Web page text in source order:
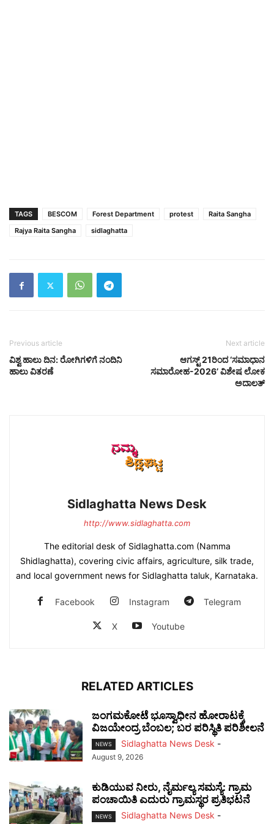
TAGS BESCOM Forest Department protest
Raita Sangha
Rajya Raita Sangha
sidlaghatta
Previous article
ವಿಶ್ವ ಹಾಲು ದಿನ: ರೋಗಿಗಳಿಗೆ ನಂದಿನಿ
ಹಾಲು ವಿತರಣೆ
Next article
ಆಗಸ್ಟ್ 21ರಿಂದ ‘ಸಮಾಧಾನ
ಸಮಾರೋಹ-2026’ ವಿಶೇಷ ಲೋಕ
ಅದಾಲತ್
Sidlaghatta News Desk
http://www.sidlaghatta.com
The editorial desk of Sidlaghatta.com (Namma
Shidlaghatta), covering civic affairs, agriculture, silk trade,
and local government news for Sidlaghatta taluk, Karnataka.
Facebook Instagram Telegram
X Youtube
RELATED ARTICLES
ಜಂಗಮಕೋಟೆ ಭೂಸ್ವಾಧೀನ ಹೋರಾಟಕ್ಕೆ
ವಿಜಯೇಂದ್ರ ಬೆಂಬಲ; ಬರ ಪರಿಸ್ಥಿತಿ ಪರಿಶೀಲನೆ
NEWS Sidlaghatta News Desk -
August 9, 2026
ಕುಡಿಯುವ ನೀರು, ನೈರ್ಮಲ್ಯ ಸಮಸ್ಯೆ: ಗ್ರಾಮ
ಪಂಚಾಯಿತಿ ಎದುರು ಗ್ರಾಮಸ್ಥರ ಪ್ರತಿಭಟನೆ
NEWS Sidlaghatta News Desk -